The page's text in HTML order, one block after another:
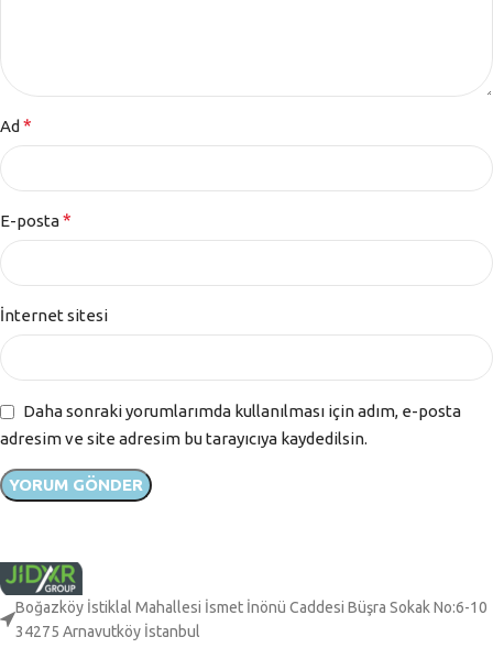
Ad *
E-posta*
İnternet sitesi
Daha sonraki yorumlarımda kullanılması için adım, e-posta
adresim ve site adresim bu tarayıcıya kaydedilsin.
Boğazköy İstiklal Mahallesi İsmet İnönü Caddesi Büşra Sokak No:6-10
34275 Arnavutköy İstanbul